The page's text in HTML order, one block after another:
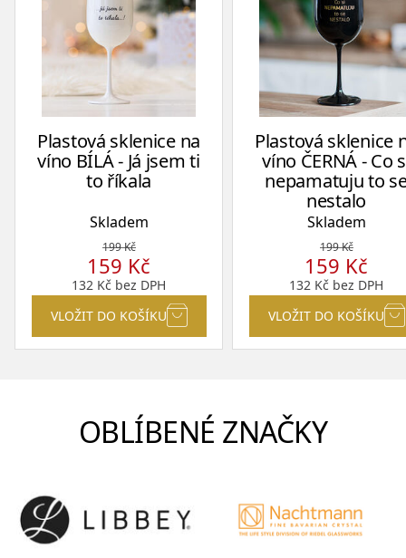
Plastová sklenice na
víno BÍLÁ - Já jsem ti
to říkala
Skladem
199Kč
159 Kč
132 Kč bez DPH
VLOŽIT DO KOŠÍKU
Plastová sklenice
víno ČERNÁ - Co
nepamatuju to
nestalo
Skladem
199Kč
159 Kč
132 Kč bez DPH
VLOŽIT DO KOŠÍKU
OBLÍBENÉ ZNAČKY